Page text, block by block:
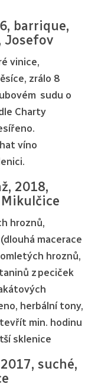
barrique,
Josefov
vinice,
zrálo 8
sudu o
Charty
víno
2018,
hroznů,
macerace
hroznů,
z peciček
herbální tony,
min. hodinu
sklenice
suché,